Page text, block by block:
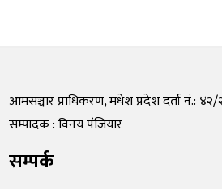
आमसञ्चार प्राधिकरण, मधेश प्रदेश दर्ता नं.:
सम्पादक : विनय पंजियार
सम्पर्क